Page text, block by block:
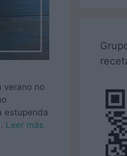
verano no
estupenda
Leer más